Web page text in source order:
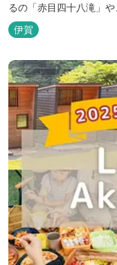
るの「赤目四十八滝」
分と観光にも好立地です。 地下１０００メートルから湧くアル
性単純温泉はしっとり
地元のスギ材を用いた
たせ湯を備えた「くの
伊賀